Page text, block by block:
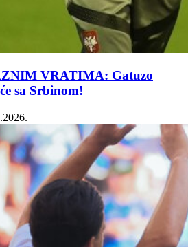
VRATIMA: Gatuzo
sa Srbinom!